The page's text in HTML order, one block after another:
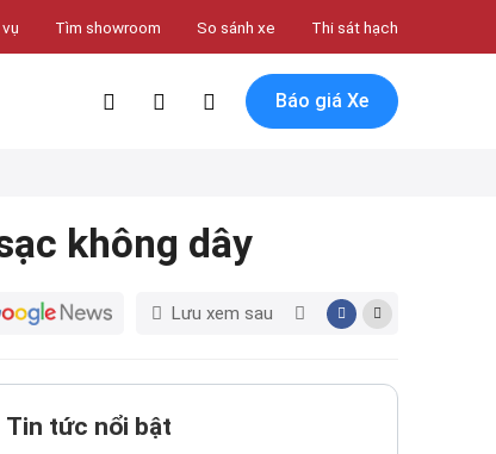
Tìm showroom So sánh xe Thi sát hạch
Báo giá Xe
không dây
Lưu xem sau
Tin tức nổi bật